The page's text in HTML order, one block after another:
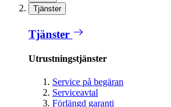
Tjänster
Tjänster
Utrustningstjänster
Service på begäran
Serviceavtal
Förlängd garanti